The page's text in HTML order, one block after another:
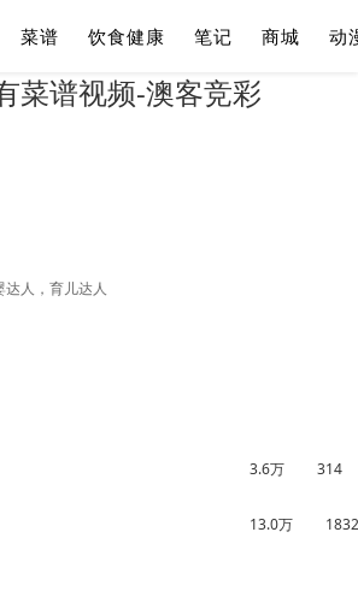
菜谱视频-澳客竞彩
菜谱 饮食健康 笔记 商城 动
人，育儿达人
3.6万 314
13.0万 1832